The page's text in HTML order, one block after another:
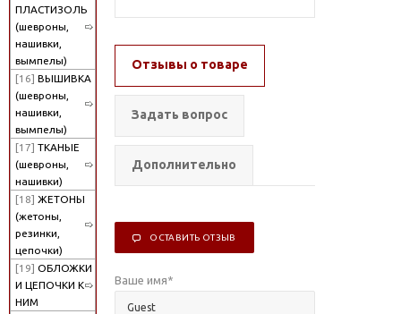
ПЛАСТИЗОЛЬ
(шевроны,
нашивки,
вымпелы)
[16] ВЫШИВКА
(шевроны,
нашивки,
вымпелы)
[17] ТКАНЫЕ
(шевроны,
нашивки)
[18] ЖЕТОНЫ
(жетоны,
резинки,
цепочки)
[19] ОБЛОЖКИ
И ЦЕПОЧКИ К
НИМ
Отзывы о товаре
Задать вопрос
Дополнительно
ОСТАВИТЬ ОТЗЫВ
Ваше имя*